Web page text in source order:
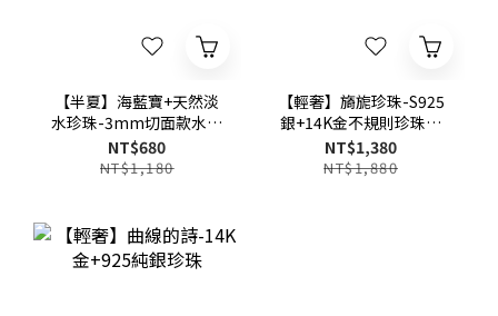
【半夏】海藍寶+天然淡
水珍珠-3mm切面款水晶
手鍊/水晶手串
NT$680
NT$1,180
【輕奢】旖旎珍珠-S925
銀+14K金不規則珍珠戒
指
NT$1,380
NT$1,880